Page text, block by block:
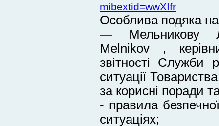
mibextid=wwXIfr
Особлива подяка
— Мельникову
Melnikov ,
звітності Служби
ситуації
за корисні поради
- правила
ситуаціях;